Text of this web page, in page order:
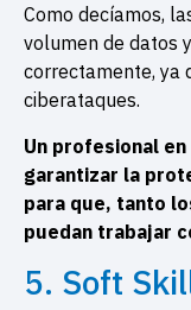
Como decíamos,
volumen de datos
correctamente, ya
ciberataques.
Un profesional
garantizar la
para que, tanto
puedan trabajar
5. Soft